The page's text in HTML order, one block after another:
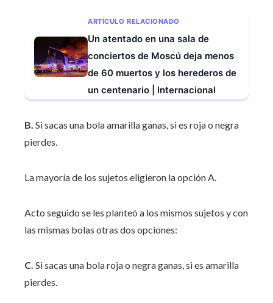
ARTÍCULO RELACIONADO
Un atentado en una sala de
conciertos de Moscú deja menos
de 60 muertos y los herederos de
un centenario | Internacional
B. Si sacas una bola amarilla ganas, si es roja o negra
pierdes.
La mayoría de los sujetos eligieron la opción A.
Acto seguido se les planteó a los mismos sujetos y con
las mismas bolas otras dos opciones:
C. Si sacas una bola roja o negra ganas, si es amarilla
pierdes.